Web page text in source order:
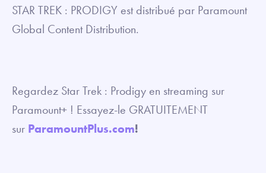
STAR TREK : PRODIGY est distribué par Paramount
Global Content Distribution.
Regardez Star Trek : Prodigy en streaming sur
Paramount+ ! Essayez-le GRATUITEMENT
sur ParamountPlus.com!